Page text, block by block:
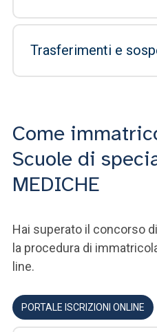
Trasferimenti e
Come
Scuole di
MEDICHE
Hai superato il concorso
la procedura di
line.
PORTALE ISCRIZIONI ONLINE